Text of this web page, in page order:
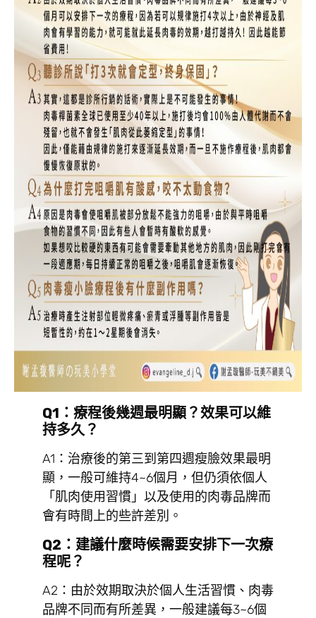
Q1：療程後幾週最明顯？效果可以維
持多久？
A1：治療後的第三到第四週瘦臉效果最明
顯，一般可維持4~6個月，但仍須依個人
「肌肉使用習慣」以及使用的肉毒品牌而
會有時間上的些許差別。
Q2：建議什麼時候需要安排下一次療
程呢？
A2：由於效期取決於個人生活習慣、肉毒
品牌不同而有所差異，一般建議每3~6個